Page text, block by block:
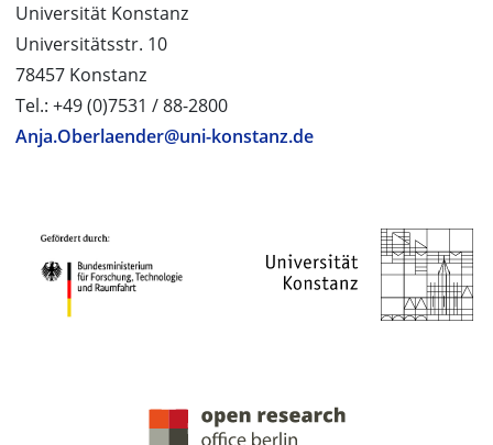
Universität Konstanz
Universitätsstr. 10
78457 Konstanz
Tel.: +49 (0)7531 / 88-2800
Anja.Oberlaender@uni-konstanz.de